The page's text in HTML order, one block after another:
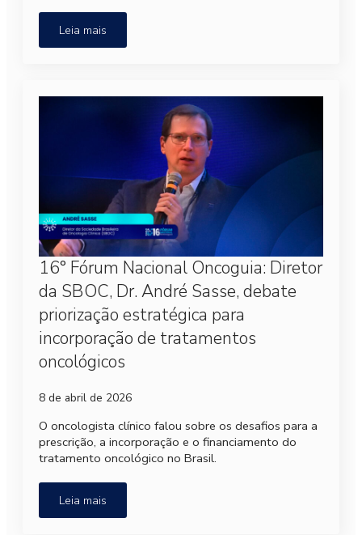
Leia mais
16° Fórum Nacional Oncoguia: Diretor
da SBOC, Dr. André Sasse, debate
priorização estratégica para
incorporação de tratamentos
oncológicos
8 de abril de 2026
O oncologista clínico falou sobre os desafios para a
prescrição, a incorporação e o financiamento do
tratamento oncológico no Brasil.
Leia mais